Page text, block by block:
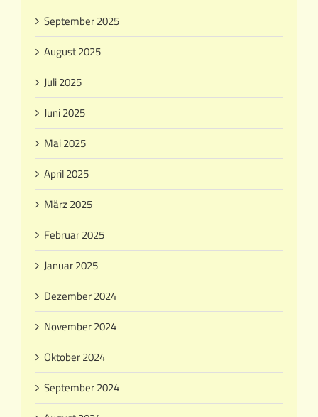
September 2025
August 2025
Juli 2025
Juni 2025
Mai 2025
April 2025
März 2025
Februar 2025
Januar 2025
Dezember 2024
November 2024
Oktober 2024
September 2024